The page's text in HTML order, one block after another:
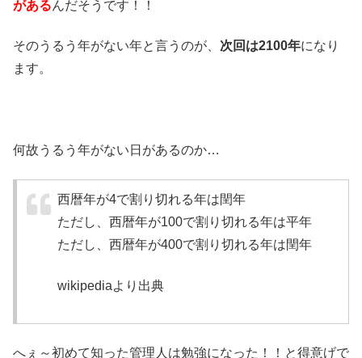
があるんだそうです！！
そのうるう年がない年と言うのが、 次回は2100年になり
ます。
何故うるう年がない日があるのか…
西暦年が4で割り切れる年は閏年
ただし、西暦年が100で割り切れる年は平年
ただし、西暦年が400で割り切れる年は閏年
wikipediaより出典
へぇ～初めて知った管理人は勉強になった！！と得意げで